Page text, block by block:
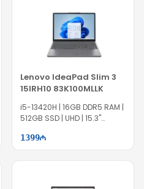
Lenovo IdeaPad Slim 3
15IRH10 83K100MLLK
i5-13420H | 16GB DDR5 RAM |
512GB SSD | UHD | 15.3"
1399